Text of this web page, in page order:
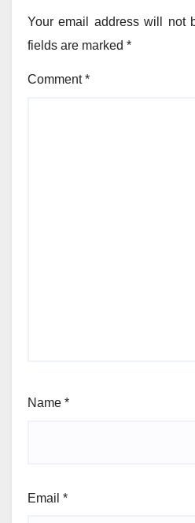
Your email address will not
fields are marked *
Comment*
Name *
Email *